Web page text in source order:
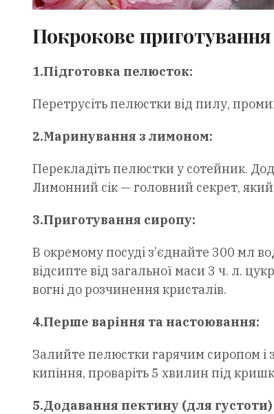
Покрокове приготування
1.Підготовка пелюсток:
Перетрусіть пелюстки від пилу,
2.Маринування з лимоном:
Перекладіть пелюстки у сотейник.
Лимонний сік — головний секрет,
3.Приготування сиропу:
В окремому посуді з’єднайте 300 мл
відсипте від загальної маси 3 ч. л.
вогні до розчинення кристалів.
4.Перше варіння та настоювання:
Залийте пелюстки гарячим сиропом і
кипіння, проваріть 5 хвилин під
5.Додавання пектину (для густоти)